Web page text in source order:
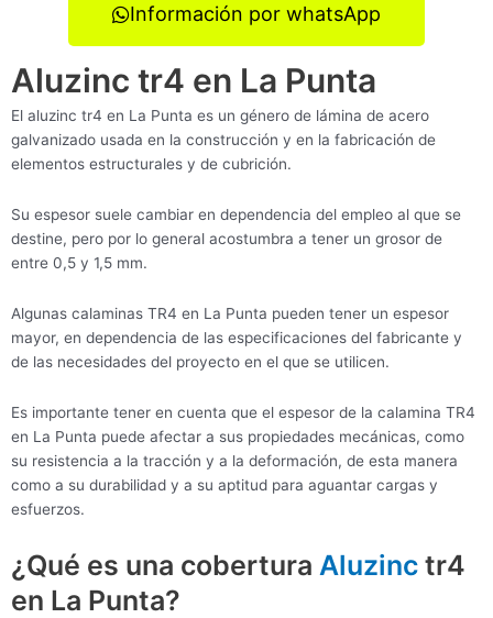
Información por whatsApp
Aluzinc tr4 en La Punta
El aluzinc tr4 en La Punta es un género de lámina de acero
galvanizado usada en la construcción y en la fabricación de
elementos estructurales y de cubrición.
Su espesor suele cambiar en dependencia del empleo al que se
destine, pero por lo general acostumbra a tener un grosor de
entre 0,5 y 1,5 mm.
Algunas calaminas TR4 en La Punta pueden tener un espesor
mayor, en dependencia de las especificaciones del fabricante y
de las necesidades del proyecto en el que se utilicen.
Es importante tener en cuenta que el espesor de la calamina TR4
en La Punta puede afectar a sus propiedades mecánicas, como
su resistencia a la tracción y a la deformación, de esta manera
como a su durabilidad y a su aptitud para aguantar cargas y
esfuerzos.
¿Qué es una cobertura Aluzinc tr4
en La Punta?